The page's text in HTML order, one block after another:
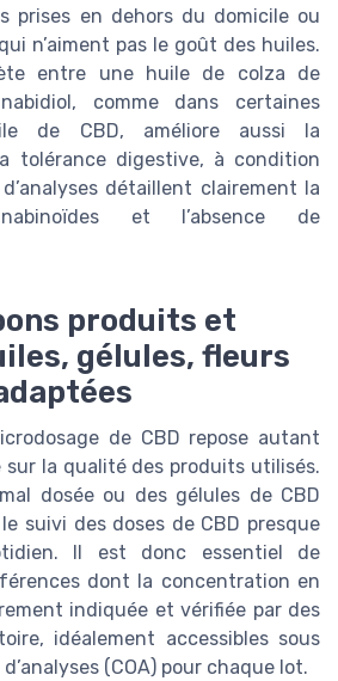
prises en dehors du domicile ou
n’aiment pas le goût des huiles.
entre une huile de colza de
comme dans certaines
de CBD, améliore aussi la
tolérance digestive, à condition
détaillent clairement la
et l’absence de
produits et
gélules, fleurs
de CBD repose autant
sur la qualité des produits utilisés.
dosée ou des gélules de CBD
suivi des doses de CBD presque
Il est donc essentiel de
dont la concentration en
indiquée et vérifiée par des
idéalement accessibles sous
(COA) pour chaque lot.